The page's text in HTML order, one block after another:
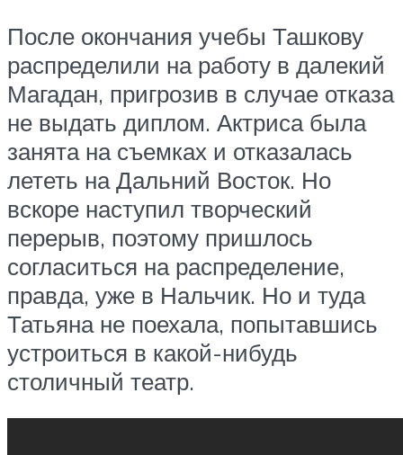
После окончания учебы Ташкову
распределили на работу в далекий
Магадан, пригрозив в случае отказа
не выдать диплом. Актриса была
занята на съемках и отказалась
лететь на Дальний Восток. Но
вскоре наступил творческий
перерыв, поэтому пришлось
согласиться на распределение,
правда, уже в Нальчик. Но и туда
Татьяна не поехала, попытавшись
устроиться в какой-нибудь
столичный театр.